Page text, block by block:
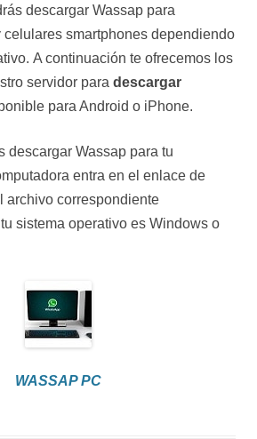
descargar Wassap para
smartphones dependiendo
A continuación te ofrecemos los
servidor para descargar
para Android o iPhone.
descargar Wassap para tu
entra en el enlace de
archivo correspondiente
sistema operativo es Windows o
WASSAP PC